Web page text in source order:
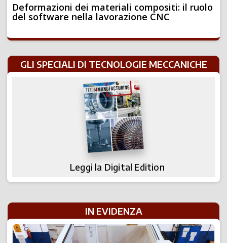
Deformazioni dei materiali compositi: il ruolo
del software nella lavorazione CNC
GLI SPECIALI DI TECNOLOGIE MECCANICHE
Leggi la Digital Edition
IN EVIDENZA